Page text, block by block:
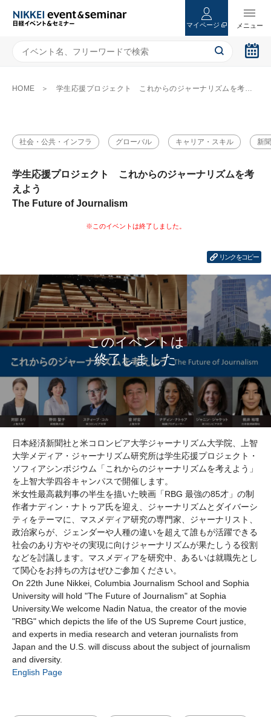
マイページ
HOME 学生応援プロジェクト これからのジャーナリズムを考えよう The Future of Journalism
社会・公共・インフラ グローバル キャリア・スキル 新
学生応援プロジェクト これからのジャーナリズムを考
えよう
The Future of Journalism
リンクをコピー
日本経済新聞社と米コロンビア大学ジャーナリズム大学院、上智
大学メディア・ジャーナリズム研究所は学生応援プロジェクト・
ソフィアシンポジウム「これからのジャーナリズムを考えよう」
を上智大学四谷キャンパスで開催します。
米女性最高裁判事の半生を描いた映画「RBG 最強の85才」の制
作者ナディン・ナトゥア氏を迎え、ジャーナリズムとダイバーシ
ティをテーマに、マスメディア研究の専門家、ジャーナリスト、
政治家らが、ジェンダーや人種の違いを超えて誰もが活躍できる
社会のあり方やその実現に向けジャーナリズムが果たしうる役割
などを討議します。マスメディアを研究中、あるいは就職先とし
て関心をお持ちの方はぜひご参加ください。
On 22th June Nikkei, Columbia Journalism School and Sophia
University will hold "The Future of Journalism" at Sophia
University.We welcome Nadin Natua, the creator of the movie
"RBG" which depicts the life of the US Supreme Court justice,
and experts in media research and veteran journalists from
Japan and the U.S. will discuss about the subject of journalism
and diversity.
English Page